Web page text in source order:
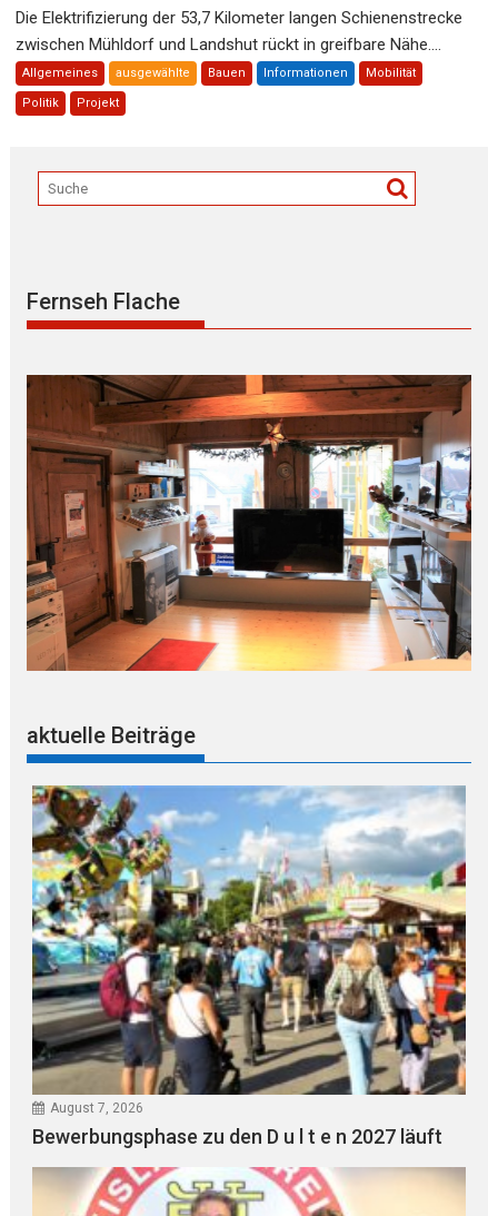
Die Elektrifizierung der 53,7 Kilometer langen Schienenstrecke
zwischen Mühldorf und Landshut rückt in greifbare Nähe....
Allgemeines ausgewählte Bauen Informationen Mobilität
Politik Projekt
Fernseh Flache
aktuelle Beiträge
August 7, 2026
Bewerbungsphase zu den D u l t e n 2027 läuft